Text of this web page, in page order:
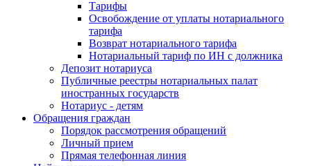
Тарифы
Освобождение от уплаты нотариального
тарифа
Возврат нотариального тарифа
Нотариальный тариф по ИН с должника
Депозит нотариуса
Публичные реестры нотариальных палат
иностранных государств
Нотариус - детям
Обращения граждан
Порядок рассмотрения обращений
Личный прием
Прямая телефонная линия